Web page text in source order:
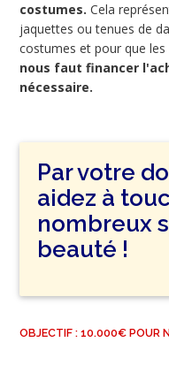
costumes. Cela
jaquettes ou tenues de
costumes et pour que
nous faut financer
nécessaire.
Par votre
aidez à
nombreux
beauté !
OBJECTIF : 10.000€ POUR